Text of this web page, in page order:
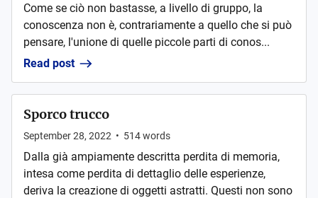
Come se ciò non bastasse, a livello di gruppo, la
conoscenza non è, contrariamente a quello che si può
pensare, l'unione di quelle piccole parti di conos...
Read post
Sporco trucco
September 28, 2022 • 514words
Dalla già ampiamente descritta perdita di memoria,
intesa come perdita di dettaglio delle esperienze,
deriva la creazione di oggetti astratti. Questi non sono